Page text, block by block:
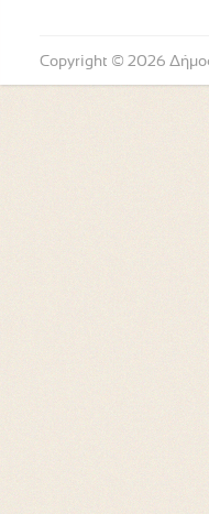
Copyright © 2026